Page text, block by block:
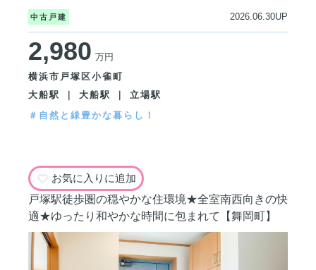
中古戸建 2026.06.30UP
2,980 万円
横浜市戸塚区小雀町
大船駅 ｜ 大船駅 ｜ 立場駅
＃自然と緑豊かな暮らし！
お気に入りに追加
戸塚駅徒歩圏の穏やかな住環境★全室南西向きの快
適★ゆったり和やかな時間に包まれて【舞岡町】